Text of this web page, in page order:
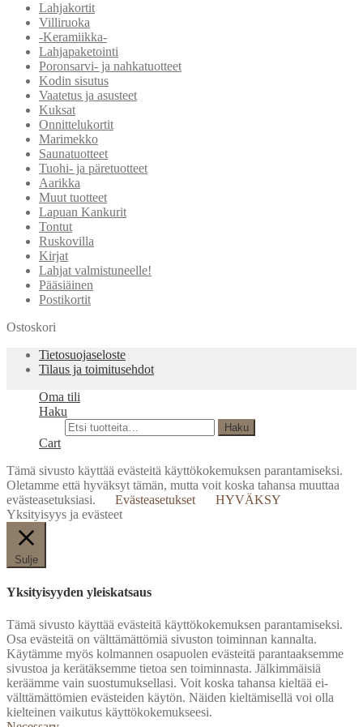
Lahjakortit
Villiruoka
-Keramiikka-
Lahjapaketointi
Poronsarvi- ja nahkatuotteet
Kodin sisutus
Vaatetus ja asusteet
Kuksat
Onnittelukortit
Marimekko
Saunatuotteet
Tuohi- ja päretuotteet
Aarikka
Muut tuotteet
Lapuan Kankurit
Tontut
Ruskovilla
Kirjat
Lahjat valmistuneelle!
Pääsiäinen
Postikortit
Ostoskori
Tietosuojaseloste
Tilaus ja toimitusehdot
Oma tili
Haku
Haku
Cart
Tämä sivusto käyttää evästeitä käyttökokemuksen parantamiseksi.
Oletamme että hyväksyt tämän, mutta voit koska tahansa muuttaa
evästeasetuksiasi.
Evästeasetukset
HYVÄKSY
Yksityisyys ja evästeet
Sulje
Yksityisyyden yleiskatsaus
Tämä sivusto käyttää evästeitä käyttökokemuksen parantamiseksi.
Osa evästeitä on välttämättömiä sivuston toiminnan kannalta.
Käytämme myös kolmannen osapuolen evästeitä parantaaksemme
sivustoa ja kerätäksemme tietoa sen toiminnasta. Jälkimmäisiä
keräämme vain suostumuksellasi. Voit koska tahansa kieltää ei-
välttämättömien evästeiden käytön. Näiden kieltämisellä voi olla
kielteinen vaikutus käyttökokemukseesi.